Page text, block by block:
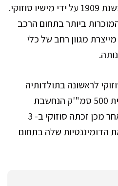
חברת סוזוקי נוסדה ביפן בשנת 1909 על ידי מישיו סוזוקי.
ביותר בתחום הרכב
מגוון רחב של כלי
סוזוקי לראשונה בתולדותיה
באליפות גרנד פרי בקטגורית 500 סמ"'ק הנחשבת
לבכירה ביותר. בשנים שלאחר מכן זכתה סוזוקי ב- 3
הדומיננטיות שלה בתחום